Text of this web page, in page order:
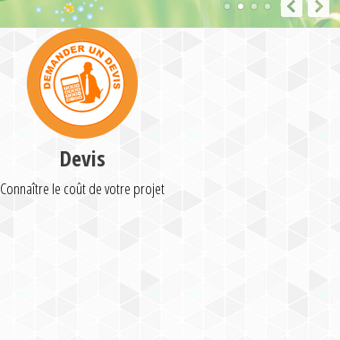
Devis
Connaître le coût de votre projet